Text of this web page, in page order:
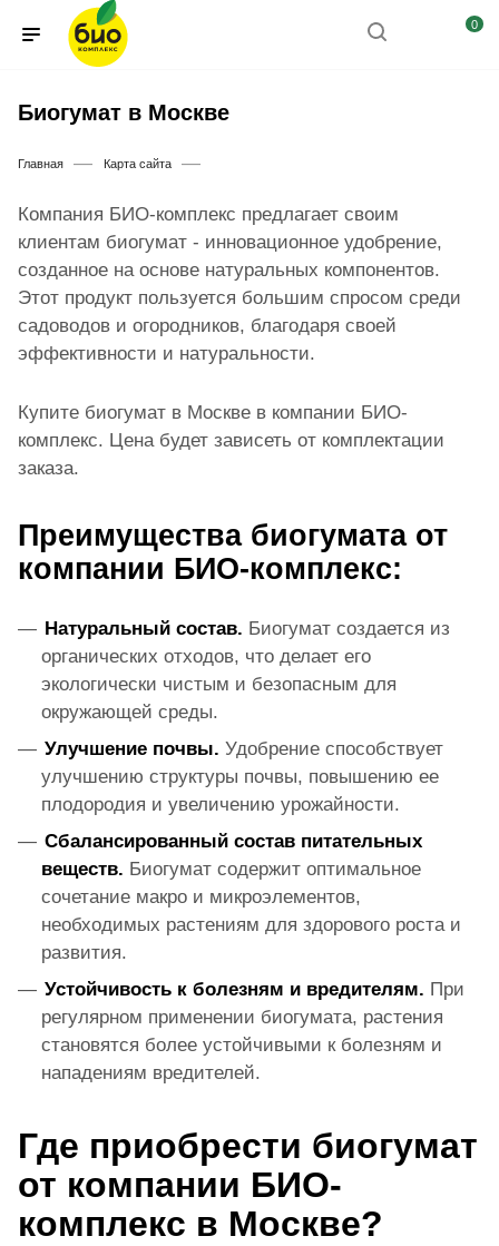
0
Биогумат в Москве
Главная — Карта сайта —
Компания БИО-комплекс предлагает своим
клиентам биогумат - инновационное удобрение,
созданное на основе натуральных компонентов.
Этот продукт пользуется большим спросом среди
садоводов и огородников, благодаря своей
эффективности и натуральности.
Купите биогумат в Москве в компании БИО-
комплекс. Цена будет зависеть от комплектации
заказа.
Преимущества биогумата от
компании БИО-комплекс:
Натуральный состав. Биогумат создается из
органических отходов, что делает его
экологически чистым и безопасным для
окружающей среды.
Улучшение почвы. Удобрение способствует
улучшению структуры почвы, повышению ее
плодородия и увеличению урожайности.
Сбалансированный состав питательных
веществ. Биогумат содержит оптимальное
сочетание макро и микроэлементов,
необходимых растениям для здорового роста и
развития.
Устойчивость к болезням и вредителям. При
регулярном применении биогумата, растения
становятся более устойчивыми к болезням и
нападениям вредителей.
Где приобрести биогумат
от компании БИО-
комплекс в Москве?